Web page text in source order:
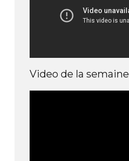
Video de la semaine